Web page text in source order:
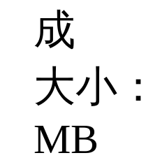
成
大小
MB